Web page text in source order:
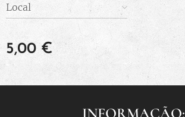
Local
5,00€
INFORMAÇÃO: